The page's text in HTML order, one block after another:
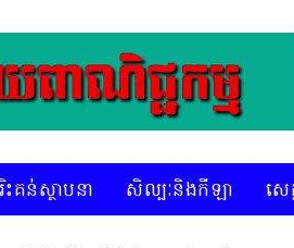
រិះគន់ស្ថាបនា សិល្បៈនិងកីឡា សេ